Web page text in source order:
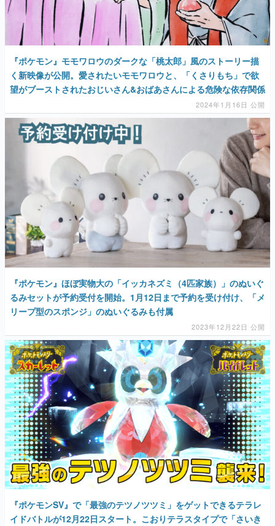
『ポケモン』モモワロウのダークな「桃太郎」風のストーリー描
く新映像が公開。愛されたいモモワロウと、「くさりもち」で欲
望がブーストされたおじいさん&おばあさんによる危険な依存関係
2024年1月16日 公開
『ポケモン』ほぼ実物大の「イッカネズミ（4匹家族）」のぬいぐ
るみセットが予約受付を開始。1月12日まで予約を受け付け、「メ
リープ型のスポンジ」のぬいぐるみも付属
2023年12月22日 公開
『ポケモンSV』で「最強のテツノツツミ」をゲットできるテラレ
イドバトルが12月22日スタート。こおりテラスタイプで「さいき